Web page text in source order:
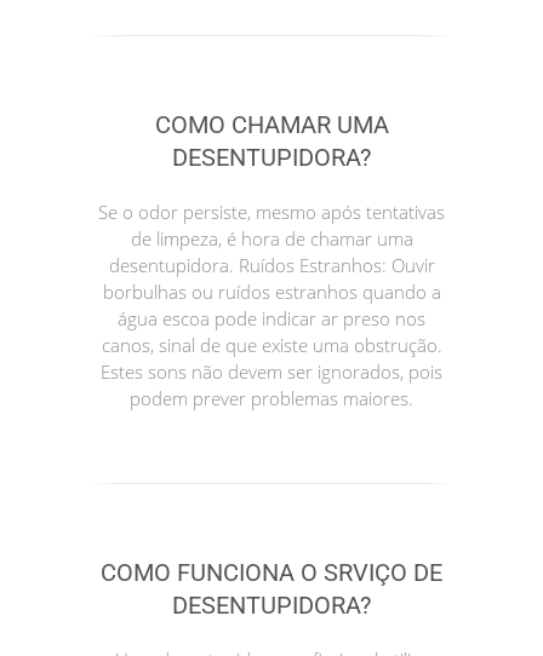
COMO CHAMAR UMA
DESENTUPIDORA?
Se o odor persiste, mesmo após tentativas
de limpeza, é hora de chamar uma
desentupidora. Ruídos Estranhos: Ouvir
borbulhas ou ruídos estranhos quando a
água escoa pode indicar ar preso nos
canos, sinal de que existe uma obstrução.
Estes sons não devem ser ignorados, pois
podem prever problemas maiores.
COMO FUNCIONA O SRVIÇO DE
DESENTUPIDORA?